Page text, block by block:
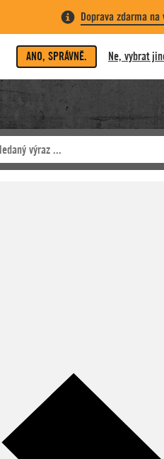
Doprava zdarma
ANO, SPRÁVNĚ. Ne, vybrat